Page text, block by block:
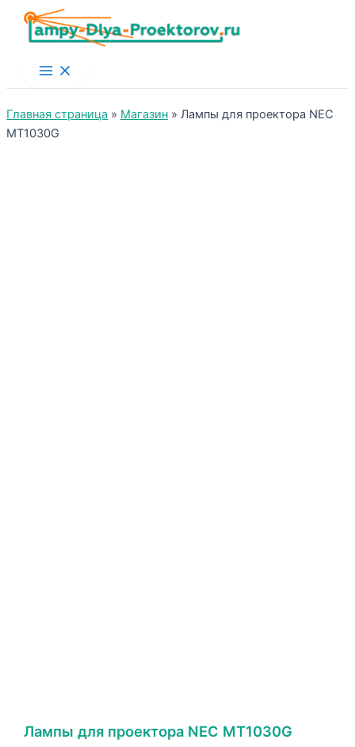
Main
Menu
Главная страница » Магазин » Лампы для проектора NEC
MT1030G
Лампы для проектора NEC MT1030G